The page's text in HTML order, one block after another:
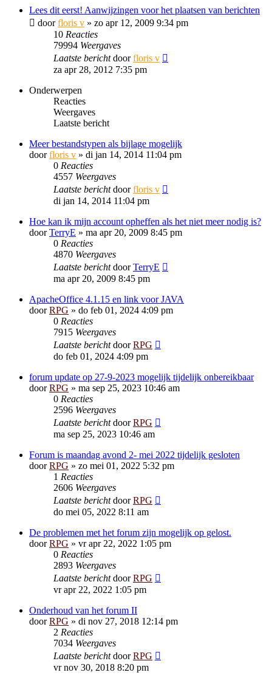
Lees dit eerst! Aanwijzingen voor het plaatsen van berichten
doorfloris v » zo apr 12, 2009 9:34 pm
10 Reacties
79994 Weergaves
Laatste berichtdoorfloris v
za apr 28, 2012 7:35 pm
Onderwerpen
Reacties
Weergaves
Laatste bericht
Meer bestandstypen als bijlage mogelijk
doorfloris v » di jan 14, 2014 11:04 pm
0 Reacties
4557 Weergaves
Laatste berichtdoorfloris v
di jan 14, 2014 11:04 pm
Hoe kan ik mijn account opheffen als het niet meer nodig is?
doorTerryE » ma apr 20, 2009 8:45 pm
0 Reacties
4870 Weergaves
Laatste berichtdoorTerryE
ma apr 20, 2009 8:45 pm
ApacheOffice 4.1.15 en link voor JAVA
doorRPG » do feb 01, 2024 4:09 pm
0 Reacties
7915 Weergaves
Laatste berichtdoorRPG
do feb 01, 2024 4:09 pm
forum update op 27-9-2023 mogelijk tijdelijk onbereikbaar
doorRPG » ma sep 25, 2023 10:46 am
0 Reacties
2596 Weergaves
Laatste berichtdoorRPG
ma sep 25, 2023 10:46 am
Forum is maandag avond 2- mei 2022 tijdelijk gesloten
doorRPG » zo mei 01, 2022 5:32 pm
1 Reacties
2606 Weergaves
Laatste berichtdoorRPG
do mei 05, 2022 8:11 am
De problemen met het forum zijn mogelijk op gelost.
doorRPG » vr apr 22, 2022 1:05 pm
0 Reacties
2893 Weergaves
Laatste berichtdoorRPG
vr apr 22, 2022 1:05 pm
Onderhoud van het forum II
doorRPG » di nov 27, 2018 12:14 pm
2 Reacties
7034 Weergaves
Laatste berichtdoorRPG
vr nov 30, 2018 8:20 pm